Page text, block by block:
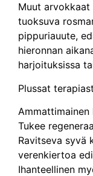
Muut
tuoksuva
pippuriauute,
hieronnan
harjoituksissa
Plussat
Ammattimainen
Tukee
Ravitseva syvä
verenkiertoa
Ihanteellinen